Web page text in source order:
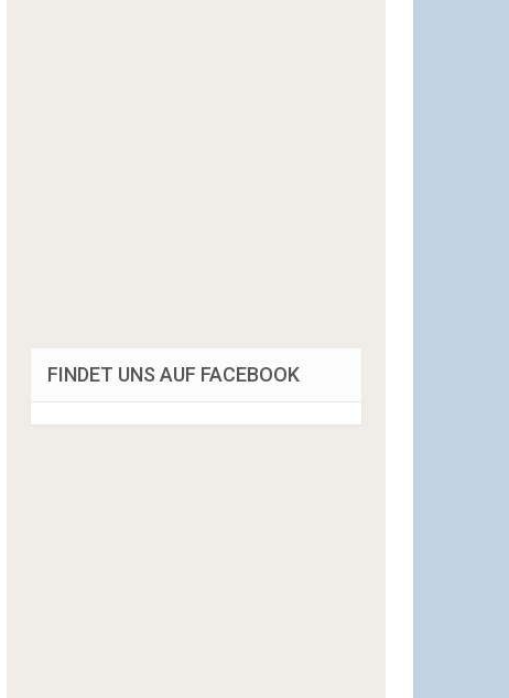
FINDET UNS AUF FACEBOOK